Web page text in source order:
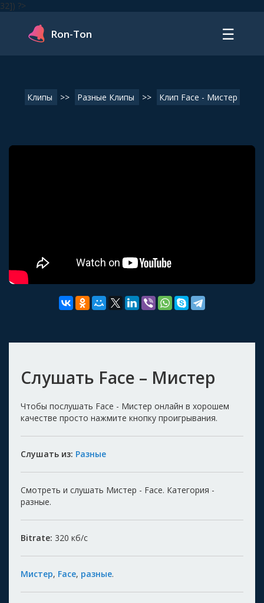
32]) ?>
Ron-Ton ☰
Клипы >> Разные Клипы >> Клип Face - Мистер
Слушать Face – Мистер
Чтобы послушать Face - Мистер онлайн в хорошем
качестве просто нажмите кнопку проигрывания.
Слушать из: Разные
Смотреть и слушать Мистер - Face. Категория -
разные.
Bitrate: 320 кб/с
Мистер, Face, разные.